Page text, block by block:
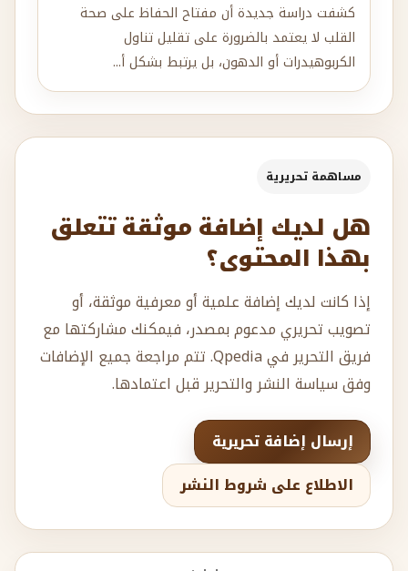
كشفت دراسة جديدة أن مفتاح الحفاظ على صحة
القلب لا يعتمد بالضرورة على تقليل تناول
الكربوهيدرات أو الدهون، بل يرتبط بشكل أ...
مساهمة تحريرية
هل لديك إضافة موثقة تتعلق
بهذا المحتوى؟
إذا كانت لديك إضافة علمية أو معرفية موثقة، أو
تصويب تحريري مدعوم بمصدر، فيمكنك مشاركتها مع
فريق التحرير في Qpedia. تتم مراجعة جميع الإضافات
وفق سياسة النشر والتحرير قبل اعتمادها.
إرسال إضافة تحريرية
الاطلاع على شروط النشر